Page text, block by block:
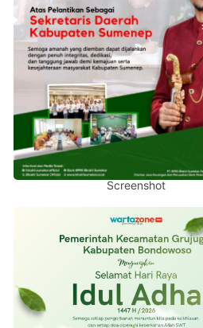
Screenshot